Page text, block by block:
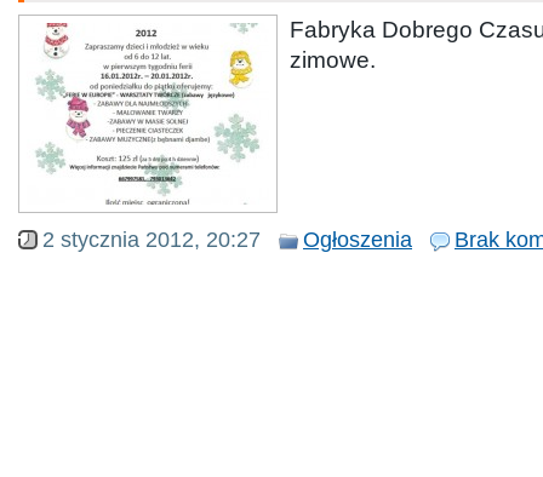
Fabryka Dobrego
zimowe.
2 stycznia 2012, 20:27 Ogłoszenia Brak